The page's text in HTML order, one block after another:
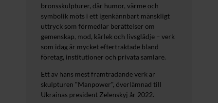
bronsskulpturer, där humor, värme och
symbolik möts i ett igenkännbart mänskligt
uttryck som förmedlar berättelser om
gemenskap, mod, kärlek och livsglädje – verk
som idag är mycket eftertraktade bland
företag, institutioner och privata samlare.
Ett av hans mest framträdande verk är
skulpturen "Manpower", överlämnad till
Ukrainas president Zelenskyj år 2022.